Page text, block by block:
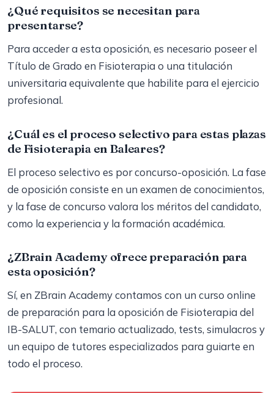
¿Qué requisitos se necesitan para
presentarse?
Para acceder a esta oposición, es necesario poseer el
Título de Grado en Fisioterapia o una titulación
universitaria equivalente que habilite para el ejercicio
profesional.
¿Cuál es el proceso selectivo para estas plazas
de Fisioterapia en Baleares?
El proceso selectivo es por concurso-oposición. La fase
de oposición consiste en un examen de conocimientos,
y la fase de concurso valora los méritos del candidato,
como la experiencia y la formación académica.
¿ZBrain Academy ofrece preparación para
esta oposición?
Sí, en ZBrain Academy contamos con un curso online
de preparación para la oposición de Fisioterapia del
IB-SALUT, con temario actualizado, tests, simulacros y
un equipo de tutores especializados para guiarte en
todo el proceso.